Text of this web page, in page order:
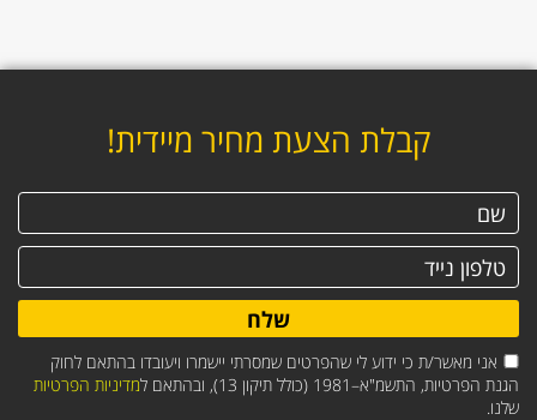
קבלת הצעת מחיר מיידית!
אני מאשר/ת כי ידוע לי שהפרטים שמסרתי יישמרו ויעובדו בהתאם לחוק
הגנת הפרטיות, התשמ"א–1981 (כולל תיקון 13), ובהתאם ל
מדיניות הפרטיות
שלנו.
שלח